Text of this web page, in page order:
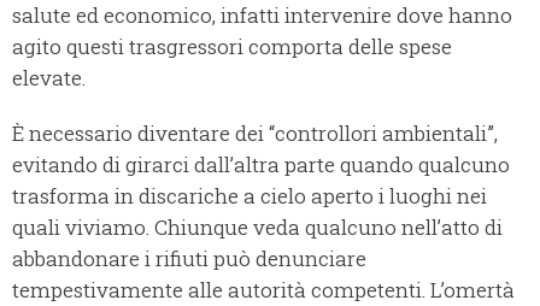
salute ed economico, infatti intervenire dove hanno
agito questi trasgressori comporta delle spese
elevate.
È necessario diventare dei “controllori ambientali”,
evitando di girarci dall’altra parte quando qualcuno
trasforma in discariche a cielo aperto i luoghi nei
quali viviamo. Chiunque veda qualcuno nell’atto di
abbandonare i rifiuti può denunciare
tempestivamente alle autorità competenti. L’omertà